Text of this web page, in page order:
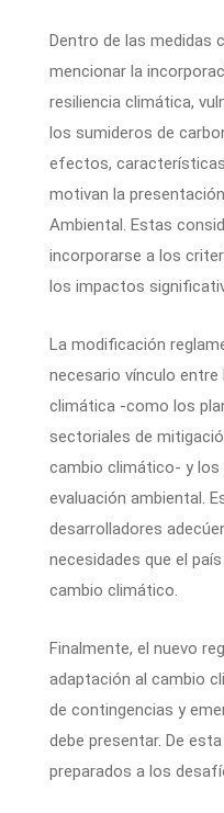
Dentro de las medidas
mencionar la
resiliencia climática,
los sumideros de
efectos,
motivan la
Ambiental. Estas
incorporarse a los
los impactos
La modificación
necesario vínculo
climática -como los
sectoriales de
cambio climático- y
evaluación ambiental.
desarrolladores
necesidades que el
cambio climático.
Finalmente, el nuevo
adaptación al cambio
de contingencias y
debe presentar. De
preparados a los